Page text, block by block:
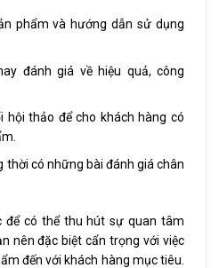
phẩm và hướng dẫn sử dụng
đánh giá về hiệu quả, công
hội thảo để cho khách hàng có
thời có những bài đánh giá chân
có thể thu hút sự quan tâm
nên đặc biệt cẩn trọng với việc
đến với khách hàng mục tiêu.